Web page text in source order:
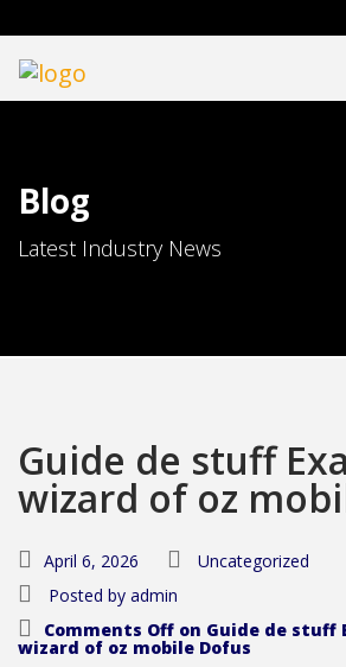
Blog
Latest Industry News
Guide de stuff
wizard of oz
April 6, 2026
Uncategorized
Posted by admin
Comments Off on Guide de stuff
wizard of oz mobile Dofus